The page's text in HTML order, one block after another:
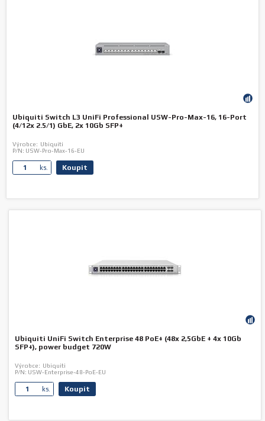
Ubiquiti Switch L3 UniFi Professional USW-Pro-Max-16, 16-Port
(4/12x 2.5/1) GbE, 2x 10Gb SFP+
Výrobce: Ubiquiti
P/N: USW-Pro-Max-16-EU
ks. Koupit
Ubiquiti UniFi Switch Enterprise 48 PoE+ (48x 2,5GbE + 4x 10Gb
SFP+), power budget 720W
Výrobce: Ubiquiti
P/N: USW-Enterprise-48-PoE-EU
ks. Koupit